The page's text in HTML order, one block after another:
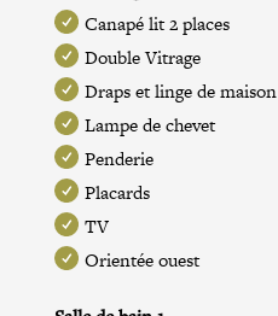
Canapé lit 2 places
Double Vitrage
Draps et linge de maison
Lampe de chevet
Penderie
Placards
TV
Orientée ouest